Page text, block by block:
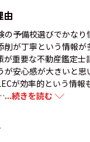
由
の予備校選びでかなり
削が丁寧という情報が
が重要な不動産鑑定士
安心感が大きいと思
が効率的という情報
...続きを読む